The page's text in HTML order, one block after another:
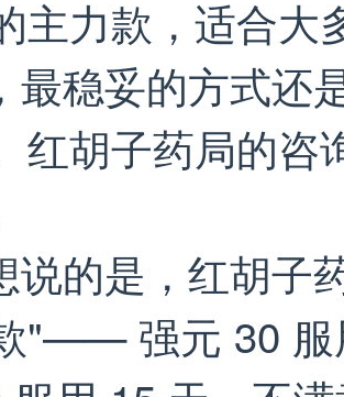
主力款，适合大
最稳妥的方式还
红胡子药局的咨
说的是，红胡子
"—— 强元 30 服